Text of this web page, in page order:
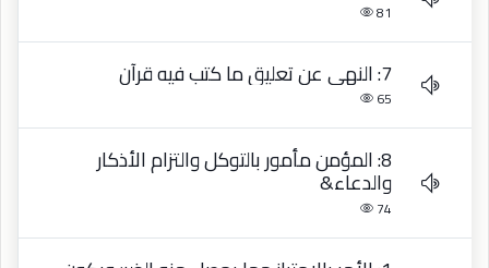
81
7: النهي عن تعليق ما كتب فيه قرآن
65
8: المؤمن مأمور بالتوكل والتزام الأذكار
والدعاء&
74